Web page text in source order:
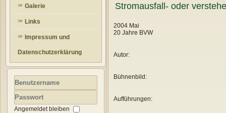
Galerie
Links
Impressum und
Datenschutzerklärung
Benutzername
Passwort
Angemeldet bleiben
Stromausfall- oder
2004 Mai
20 Jahre BVW
Autor:
Bühnenbild:
Aufführungen: